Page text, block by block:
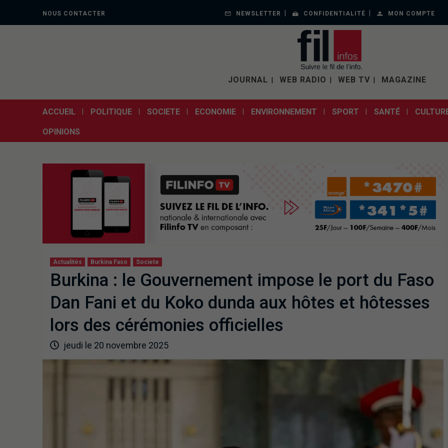
NOUS CONTACTER NEWSLETTER CONFIDENTIALITÉ MON COMPTE
JOURNAL WEB RADIO WEB TV MAGAZINE
ACCUEIL POLITIQUE SOCIETE ECONOMIE ENVIRONNEMENT SPORT SANTÉ
OPINIONS
Actualités Burkina Faso Societe
Burkina : le Gouvernement impose le port du Faso
Dan Fani et du Koko dunda aux hôtes et hôtesses
lors des cérémonies officielles
jeudi le 20 novembre 2025